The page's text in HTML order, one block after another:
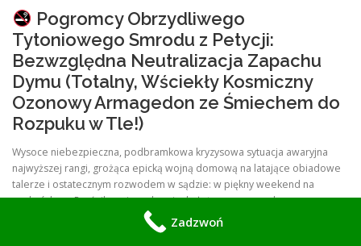
Pogromcy Obrzydliwego
Tytoniowego Smrodu z Petycji:
Bezwzględna Neutralizacja Zapachu
Dymu (Totalny, Wściekły Kosmiczny
Ozonowy Armagedon ze Śmiechem do
Rozpuku w Tle!)
Wysoce niebezpieczna, podbramkowa kryzysowa sytuacja awaryjna
najwyższej rangi, grożąca epicką wojną domową na latające obiadowe
talerze i ostatecznym rozwodem w sądzie: w piękny weekend na
podwórko w Rząśniku znienacka wjechał starym, mocno kopcącym
passatem Wujek Włodzimierz (prawdziwa, głośna legenda Twojej
Zadzwoń